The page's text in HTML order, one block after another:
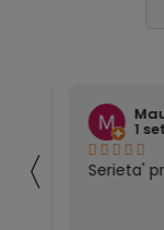
〈
1
Serieta'